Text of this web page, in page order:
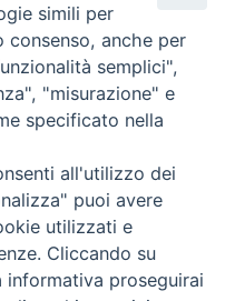
simili per
anche per
semplici",
"misurazione" e
specificato nella
all'utilizzo dei
puoi avere
utilizzati e
Cliccando su
proseguirai